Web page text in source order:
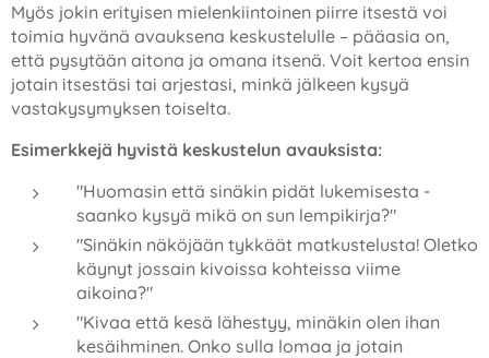
Myös jokin erityisen mielenkiintoinen piirre itsestä voi
toimia hyvänä avauksena keskustelulle – pääasia on,
että pysytään aitona ja omana itsenä. Voit kertoa ensin
jotain itsestäsi tai arjestasi, minkä jälkeen kysyä
vastakysymyksen toiselta.
Esimerkkejä hyvistä keskustelun avauksista:
"Huomasin että sinäkin pidät lukemisesta -
saanko kysyä mikä on sun lempikirja?"
"Sinäkin näköjään tykkäät matkustelusta! Oletko
käynyt jossain kivoissa kohteissa viime
aikoina?"
"Kivaa että kesä lähestyy, minäkin olen ihan
kesäihminen. Onko sulla lomaa ja jotain